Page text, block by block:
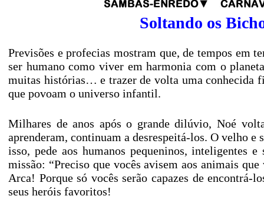
Soltando os
Previsões e profecias mostram que, de tempos em
ser humano como viver em harmonia com o
muitas histórias… e trazer de volta uma conhecida
que povoam o universo infantil.
Milhares de anos após o grande dilúvio, Noé
aprenderam, continuam a desrespeitá-los. O velho
isso, pede aos humanos pequeninos, inteligentes
missão: “Preciso que vocês avisem aos animais
Arca! Porque só vocês serão capazes de
seus heróis favoritos!